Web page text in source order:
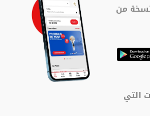
من
التي